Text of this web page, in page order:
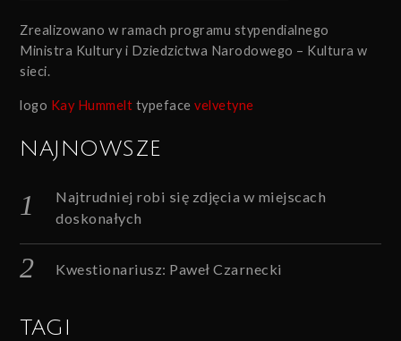
Zrealizowano w ramach programu stypendialnego
Ministra Kultury i Dziedzictwa Narodowego – Kultura w
sieci.
logo Kay Hummelt typefacevelvetyne
NAJNOWSZE
Najtrudniej robi się zdjęcia w miejscach
doskonałych
Kwestionariusz: Paweł Czarnecki
TAGI